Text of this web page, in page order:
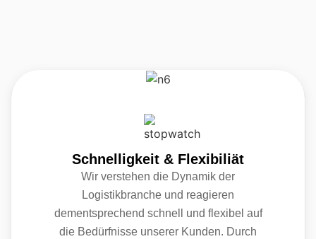
Schnelligkeit & Flexibiliät
Wir verstehen die Dynamik der
Logistikbranche und reagieren
dementsprechend schnell und flexibel auf
die Bedürfnisse unserer Kunden. Durch